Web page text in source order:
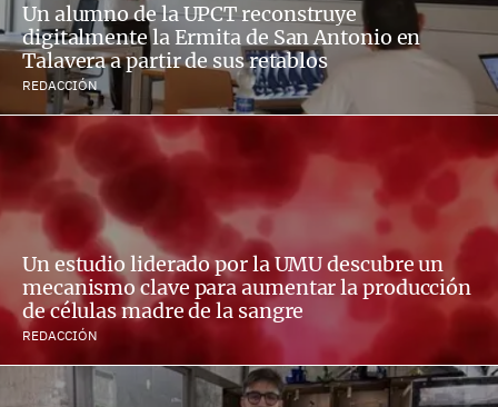
Un alumno de la UPCT reconstruye
digitalmente la Ermita de San Antonio en
Talavera a partir de sus retablos
REDACCIÓN
Un estudio liderado por la UMU descubre un
mecanismo clave para aumentar la producción
de células madre de la sangre
REDACCIÓN